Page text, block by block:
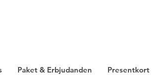
Paket & Erbjudanden Presentkort